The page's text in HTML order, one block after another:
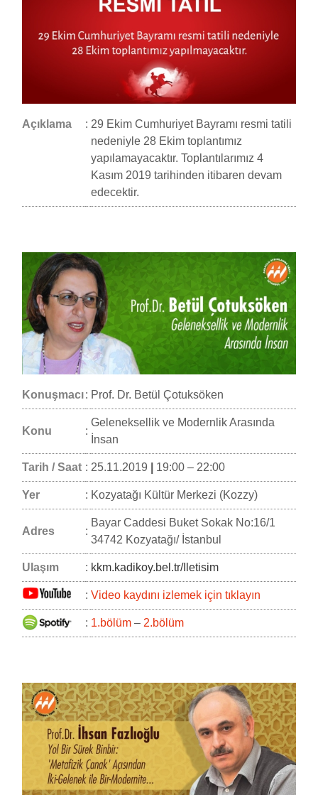
Açıklama : 29 Ekim Cumhuriyet Bayramı resmi tatili
nedeniyle 28 Ekim toplantımız
yapılamayacaktır. Toplantılarımız 4
Kasım 2019 tarihinden itibaren devam
edecektir.
Konuşmacı: Prof. Dr. Betül Çotuksöken
Konu :
Geleneksellik ve Modernlik Arasında
İnsan
Tarih / Saat : 25.11.2019 19:00 – 22:00
Yer : Kozyatağı Kültür Merkezi (Kozzy)
Adres :
Bayar Caddesi Buket Sokak No:16/1
34742 Kozyatağı/ İstanbul
Ulaşım : kkm.kadikoy.bel.tr/Iletisim
: Video kaydını izlemek için tıklayın
: 1.bölüm – 2.bölüm